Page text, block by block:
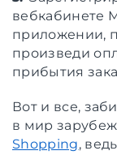
вебкабинете
приложении,
произведи
прибытия
Вот и все,
в мир
Shopping,